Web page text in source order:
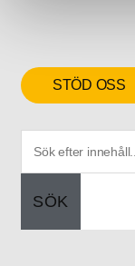
STÖD OSS
SÖK